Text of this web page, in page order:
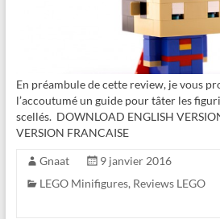
En préambule de cette review, je vous
l’accoutumé un guide pour tâter les
scellés. DOWNLOAD ENGLISH
VERSION FRANCAISE
Gnaat
9 janvier 2016
LEGO Minifigures, Reviews LEGO